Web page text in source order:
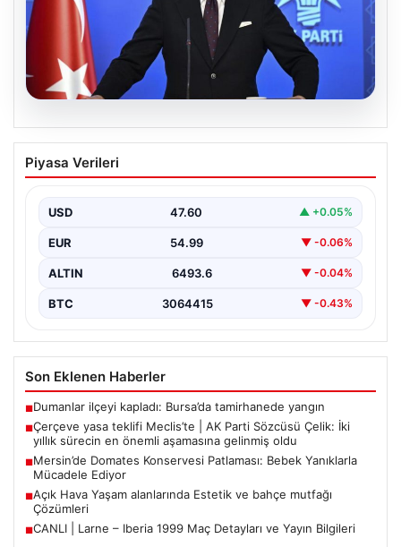
Çerçeve yasa teklifi Meclis’te | AK Parti
Sözcüsü Çelik: İki yıllık sürecin en
Piyasa Verileri
USD 47.60 ▲ +0.05%
EUR 54.99 ▼ -0.06%
ALTIN 6493.6 ▼ -0.04%
BTC 3064415 ▼ -0.43%
Son Eklenen Haberler
■Dumanlar ilçeyi kapladı: Bursa’da tamirhanede yangın
■Çerçeve yasa teklifi Meclis’te | AK Parti Sözcüsü Çelik: İki
yıllık sürecin en önemli aşamasına gelinmiş oldu
■Mersin’de Domates Konservesi Patlaması: Bebek Yanıklarla
Mücadele Ediyor
■Açık Hava Yaşam alanlarında Estetik ve bahçe mutfağı
Çözümleri
■CANLI | Larne – Iberia 1999 Maç Detayları ve Yayın Bilgileri